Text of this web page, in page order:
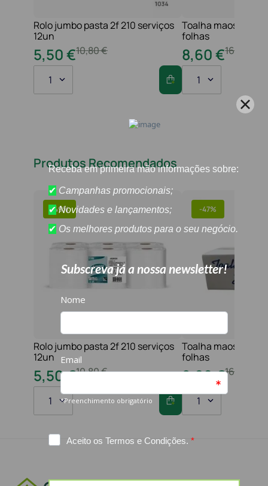
Rolo jumbo pasta 2f 210 serviços
12un
10,80€
5,50€
1
Toalha maos 2f
folhas
16
8,60€
1
Produtos Recomendados
-49%
Rolo jumbo pasta 2f 210 serviços
12un
10,80€
5,50€
1
-47%
Toalha maos 2f
folhas
16
8,60€
1